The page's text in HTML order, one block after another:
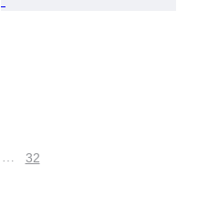
… 32